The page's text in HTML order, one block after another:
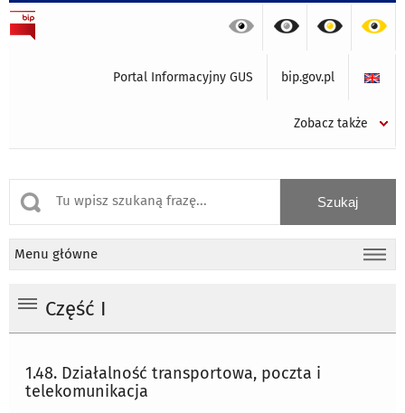
Portal Informacyjny GUS bip.gov.pl
Zobacz także
Menu główne
Część I
1.48. Działalność transportowa, poczta i
telekomunikacja